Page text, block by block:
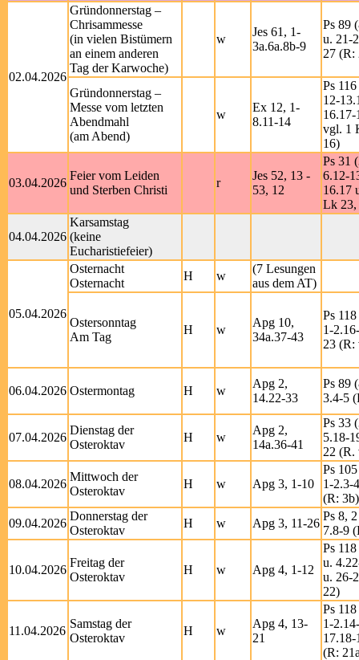
02.04.2026
Gründonnerstag –
Chrisammesse
(in vielen Bistümern
an einem anderen
Tag der Karwoche)
w
Jes 61, 1-
3a.6a.8b-9
Ps 89
u. 21-
27 (R:
Gründonnerstag –
Messe vom letzten
Abendmahl
(am Abend)
w
Ex 12, 1-
8.11-14
Ps
12-
vgl. 1
16)
03.04.2026
Feier vom Leiden
und Sterben Christi
r
Jes 52, 13 -
53, 12
Ps 31
6.12-
16.17
Lk 23,
04.04.2026
Karsamstag
(keine
Eucharistiefeier)
05.04.2026
Osternacht
Osternacht
H w
(7 Lesungen
aus dem AT)
Ostersonntag
Am Tag
H w
Apg 10,
34a.37-43
Ps
1-
23 (R:
06.04.2026 Ostermontag H w
Apg 2,
14.22-33
Ps 89
3.4-5
07.04.2026
Dienstag der
Osteroktav
H w
Apg 2,
14a.36-41
Ps 33
5.18-
22 (R.
08.04.2026
Mittwoch der
Osteroktav
H w Apg 3, 1-10
Ps
1-2.3-
(R: 3b)
09.04.2026
Donnerstag der
Osteroktav
H w Apg 3, 11-26
Ps 8,
7.8-9
10.04.2026
Freitag der
Osteroktav
H w Apg 4, 1-12
Ps
u.
u. 26-
22)
11.04.2026
Samstag der
Osteroktav
H w
Apg 4, 13-
21
Ps
1-
17.18-
(R: